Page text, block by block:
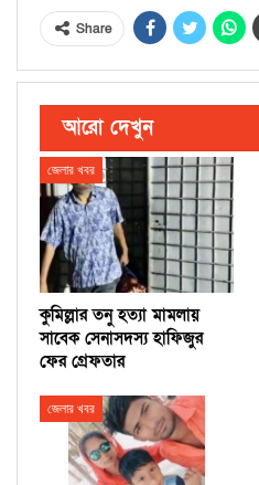
Share
আরো দেখুন
জেলার খবর
কুমিল্লার তনু হত্যা মামলায়
সাবেক সেনাসদস্য হাফিজুর
ফের গ্রেফতার
জেলার খবর